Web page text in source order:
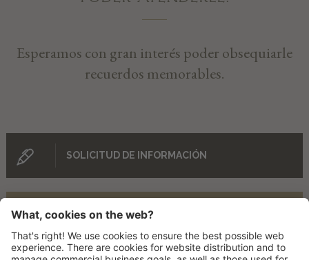
Esperamos con gran interés poder obsequiarle
recuerdos memorables.
SOLICITUD DE INFORMACIÓN
RESERVAR EN LÍNEA AHORA